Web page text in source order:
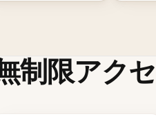
制限アク